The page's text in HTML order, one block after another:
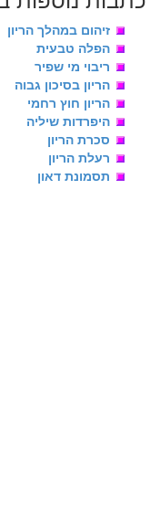
זיהום במהלך הריון
הפלה טבעית
ריבוי מי שפיר
הריון בסיכון גבוה
הריון חוץ רחמי
היפרדות שיליה
סכרת הריון
רעלת הריון
תסמונת דאון